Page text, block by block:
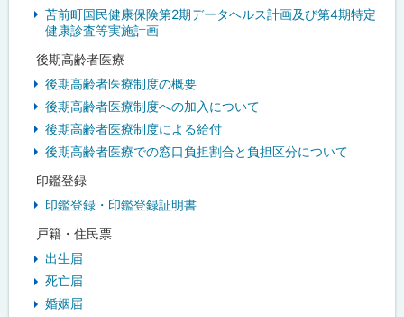
苫前町国民健康保険第2期データヘルス計画及び第4期特定
健康診査等実施計画
後期高齢者医療
後期高齢者医療制度の概要
後期高齢者医療制度への加入について
後期高齢者医療制度による給付
後期高齢者医療での窓口負担割合と負担区分について
印鑑登録
印鑑登録・印鑑登録証明書
戸籍・住民票
出生届
死亡届
婚姻届